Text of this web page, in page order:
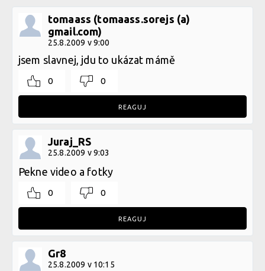
tomaass (tomaass.sorejs (a)
gmail.com)
25.8.2009 v 9:00
jsem slavnej, jdu to ukázat mámě
0 0
REAGUJ
Juraj_RS
25.8.2009 v 9:03
Pekne video a fotky
0 0
REAGUJ
Gr8
25.8.2009 v 10:15